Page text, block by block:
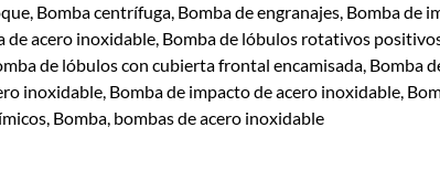
Bomba centrífuga, Bomba de engranajes, Bomba de
acero inoxidable, Bomba de lóbulos rotativos
de lóbulos con cubierta frontal encamisada, Bomba
inoxidable, Bomba de impacto de acero inoxidable,
Bomba, bombas de acero inoxidable